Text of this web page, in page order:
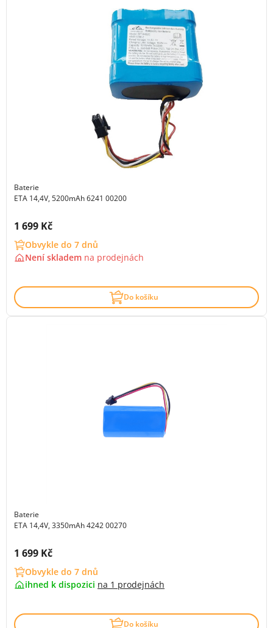
Baterie
ETA 14,4V, 5200mAh 6241 00200
Cena s DPH:
1 699 Kč
Obvykle do 7 dnů
Není skladem na prodejnách
Do košíku
Baterie
ETA 14,4V, 3350mAh 4242 00270
Cena s DPH:
1 699 Kč
Obvykle do 7 dnů
ihned k dispozici na 1 prodejnách
Do košíku